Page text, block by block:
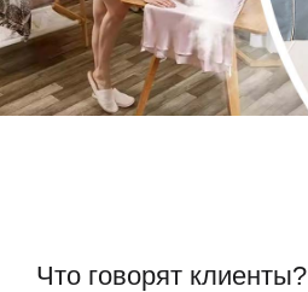
Что говорят клиенты?